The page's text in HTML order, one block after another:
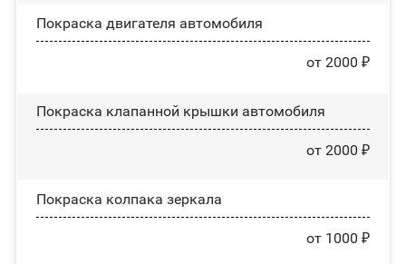
Покраска двигателя автомобиля
от 2000 ₽
Покраска клапанной крышки автомобиля
от 2000 ₽
Покраска колпака зеркала
от 1000 ₽